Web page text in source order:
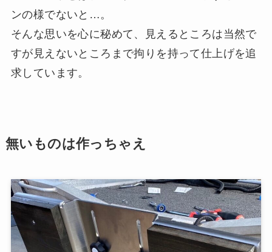
ンの様でないと…。
そんな思いを心に秘めて、見えるところは当然で
すが見えないところまで拘りを持って仕上げを追
求しています。
無いものは作っちゃえ